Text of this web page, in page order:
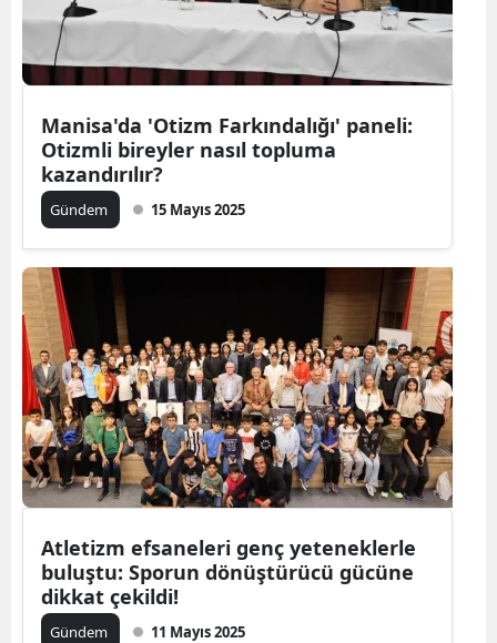
Manisa'da 'Otizm Farkındalığı' paneli:
Otizmli bireyler nasıl topluma
kazandırılır?
Gündem 15 Mayıs 2025
Atletizm efsaneleri genç yeteneklerle
buluştu: Sporun dönüştürücü gücüne
dikkat çekildi!
Gündem 11 Mayıs 2025